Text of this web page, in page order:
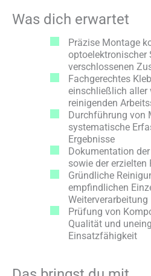
Was dich erwartet
Präzise Montage
optoelektronischer
verschlossenen
Fachgerechtes
einschließlich aller
reinigenden
Durchführung von
systematische
Ergebnisse
Dokumentation
sowie der erzielten
Gründliche
empfindlichen
Weiterverarbeitung
Prüfung von
Qualität und
Einsatzfähigkeit